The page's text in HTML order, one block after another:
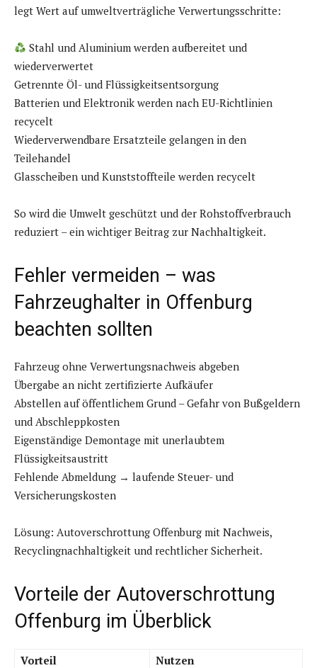
legt Wert auf umweltverträgliche Verwertungsschritte:
Stahl und Aluminium werden aufbereitet und
wiederverwertet
Getrennte Öl- und Flüssigkeitsentsorgung
Batterien und Elektronik werden nach EU-Richtlinien
recycelt
Wiederverwendbare Ersatzteile gelangen in den
Teilehandel
Glasscheiben und Kunststoffteile werden recycelt
So wird die Umwelt geschützt und der Rohstoffverbrauch
reduziert – ein wichtiger Beitrag zur Nachhaltigkeit.
Fehler vermeiden – was
Fahrzeughalter in Offenburg
beachten sollten
Fahrzeug ohne Verwertungsnachweis abgeben
Übergabe an nicht zertifizierte Aufkäufer
Abstellen auf öffentlichem Grund – Gefahr von Bußgeldern
und Abschleppkosten
Eigenständige Demontage mit unerlaubtem
Flüssigkeitsaustritt
Fehlende Abmeldung → laufende Steuer- und
Versicherungskosten
Lösung: Autoverschrottung Offenburg mit Nachweis,
Recyclingnachhaltigkeit und rechtlicher Sicherheit.
Vorteile der Autoverschrottung
Offenburg im Überblick
Vorteil
Nutzen